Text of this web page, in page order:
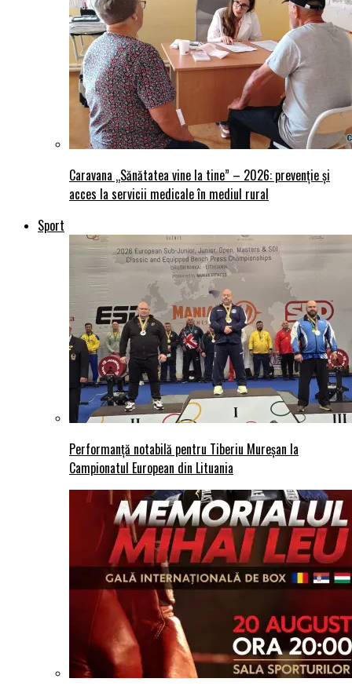
Caravana „Sănătatea vine la tine” – 2026: prevenție și
acces la servicii medicale în mediul rural
Sport
Performanță notabilă pentru Tiberiu Mureșan la
Campionatul European din Lituania